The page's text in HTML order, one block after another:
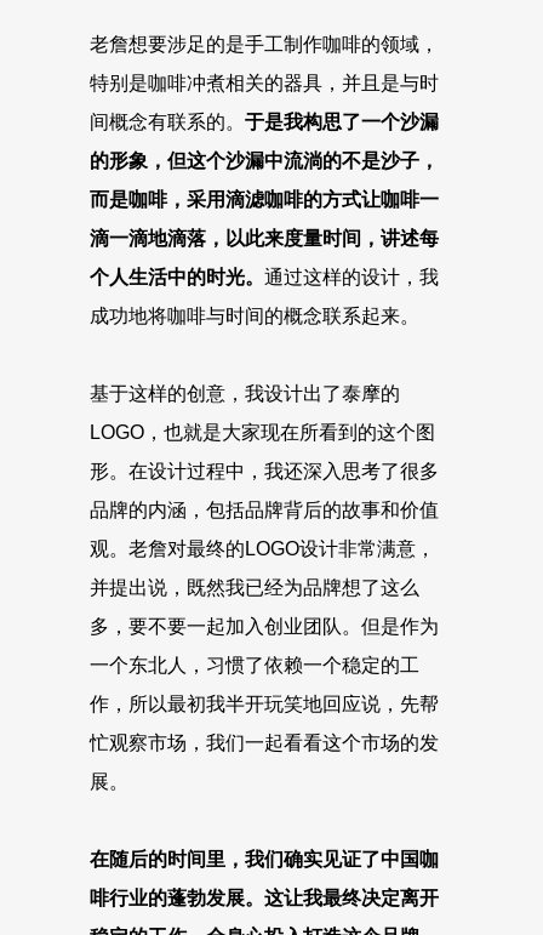
老詹想要涉足的是手工制作咖啡的领域，
特别是咖啡冲煮相关的器具，并且是与时
间概念有联系的。 于是我构思了一个沙漏
的形象，但这个沙漏中流淌的不是沙子，
而是咖啡，采用滴滤咖啡的方式让咖啡一
滴一滴地滴落，以此来度量时间，讲述每
个人生活中的时光。 通过这样的设计，我
成功地将咖啡与时间的概念联系起来。
基于这样的创意，我设计出了泰摩的
LOGO，也就是大家现在所看到的这个图
形。在设计过程中，我还深入思考了很多
品牌的内涵，包括品牌背后的故事和价值
观。老詹对最终的LOGO设计非常满意，
并提出说，既然我已经为品牌想了这么
多，要不要一起加入创业团队。但是作为
一个东北人，习惯了依赖一个稳定的工
作，所以最初我半开玩笑地回应说，先帮
忙观察市场，我们一起看看这个市场的发
展。
在随后的时间里，我们确实见证了中国咖
啡行业的蓬勃发展。这让我最终决定离开